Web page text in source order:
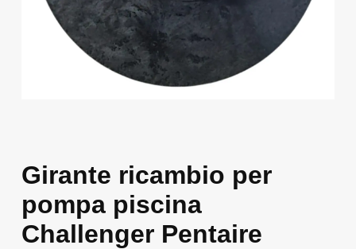
Girante ricambio per
pompa piscina
Challenger Pentaire